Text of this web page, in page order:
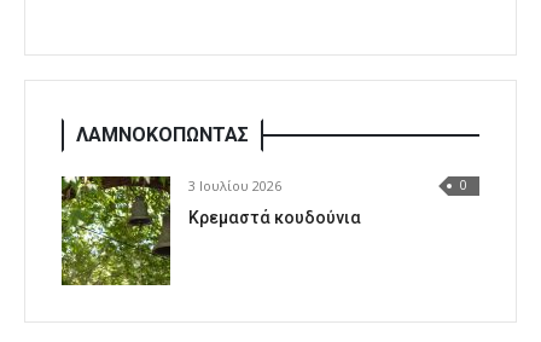
ΛΑΜΝΟΚΟΠΩΝΤΑΣ
3 Ιουλίου 2026 0
Κρεμαστά κουδούνια